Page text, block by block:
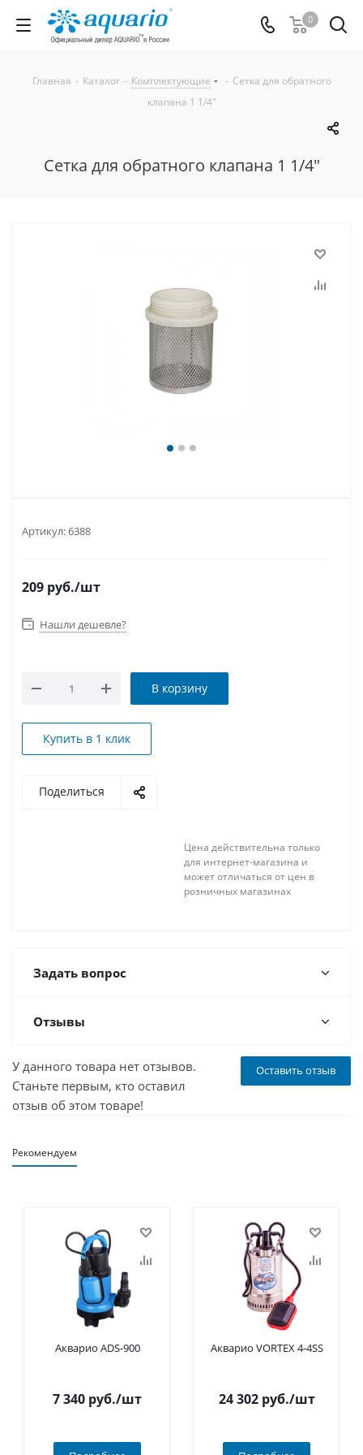
0
Главная - Каталог - Комплектующие - Сетка для обратного
клапана 1 1/4"
Сетка для обратного клапана 1 1/4"
Артикул:6388
209 руб./шт
Нашли дешевле?
В корзину
Купить в 1 клик
Поделиться
Цена действительна только
для интернет-магазина и
может отличаться от цен в
розничных магазинах
Задать вопрос
Отзывы
Оставить отзыв
У данного товара нет отзывов.
Станьте первым, кто оставил
отзыв об этом товаре!
Рекомендуем
Акварио ADS-900
7 340 руб./шт
Акварио VORTEX 4-4SS
24 302руб./шт